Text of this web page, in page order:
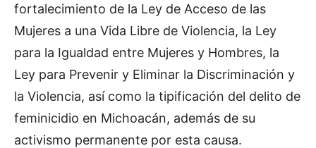
fortalecimiento de la Ley de Acceso de las
Mujeres a una Vida Libre de Violencia, la Ley
para la Igualdad entre Mujeres y Hombres, la
Ley para Prevenir y Eliminar la Discriminación y
la Violencia, así como la tipificación del delito de
feminicidio en Michoacán, además de su
activismo permanente por esta causa.